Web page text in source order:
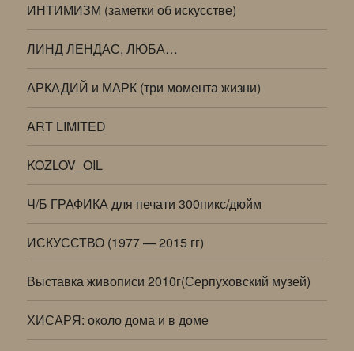
ИНТИМИЗМ (заметки об искусстве)
ЛИНД ЛЕНДАС, ЛЮБА…
АРКАДИЙ и МАРК (три момента жизни)
ART LIMITED
KOZLOV_OIL
Ч/Б ГРАФИКА для печати 300пикс/дюйм
ИСКУССТВО (1977 — 2015 гг)
Выставка живописи 2010г(Серпуховский музей)
ХИСАРЯ: около дома и в доме